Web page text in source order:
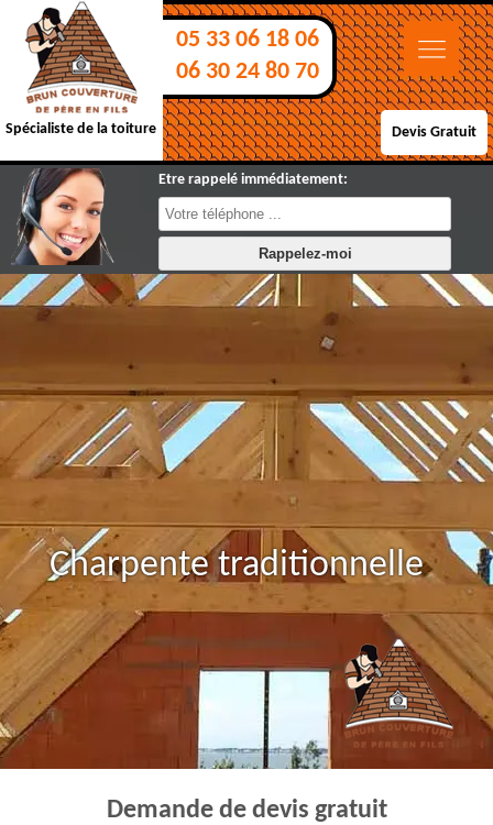
Spécialiste de la toiture
05 33 06 18 06
06 30 24 80 70
Devis Gratuit
Etre rappelé immédiatement:
Charpente traditionnelle
Demande de devis gratuit